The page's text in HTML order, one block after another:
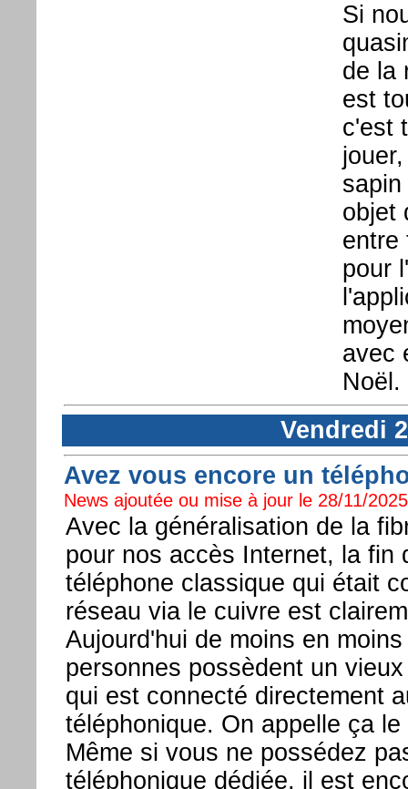
Si
de la
est
c'est
objet
entre
pour
avec
Noël.
Vendredi
Avez vous encore un
News ajoutée ou mise à jour le 28/11/
Avec la généralisation de la
pour nos accès Internet, la fin
téléphone classique qui était
réseau via le cuivre est
Aujourd'hui de moins en moins
personnes possèdent un
qui est connecté directement
téléphonique. On appelle ça le
Même si vous ne possédez
téléphonique dédiée, il est